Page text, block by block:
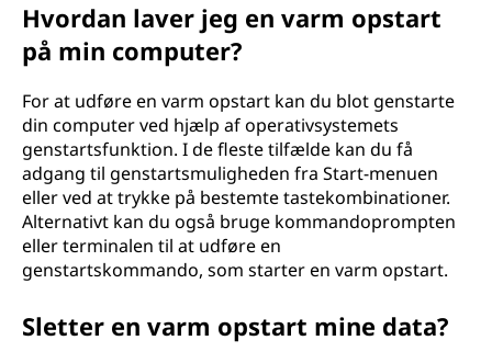
Hvordan laver jeg en varm opstart
på min computer?
For at udføre en varm opstart kan du blot genstarte
din computer ved hjælp af operativsystemets
genstartsfunktion. I de fleste tilfælde kan du få
adgang til genstartsmuligheden fra Start-menuen
eller ved at trykke på bestemte tastekombinationer.
Alternativt kan du også bruge kommandoprompten
eller terminalen til at udføre en
genstartskommando, som starter en varm opstart.
Sletter en varm opstart mine data?